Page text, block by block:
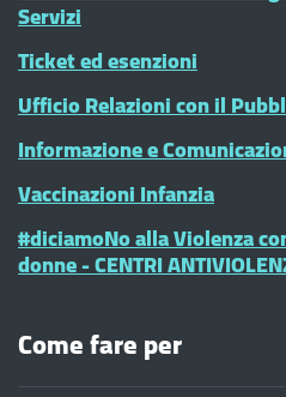
Servizi
Ticket ed esenzioni
Ufficio Relazioni con il
Informazione e
Vaccinazioni Infanzia
#diciamoNo alla Violenza
donne - CENTRI
Come fare per